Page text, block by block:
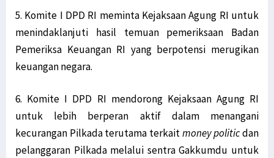
5. Komite I DPD RI meminta Kejaksaan Agung RI untuk
menindaklanjuti hasil temuan pemeriksaan Badan
Pemeriksa Keuangan RI yang berpotensi merugikan
keuangan negara.
6. Komite I DPD RI mendorong Kejaksaan Agung RI
untuk lebih berperan aktif dalam menangani
kecurangan Pilkada terutama terkaitmoney politicdan
pelanggaran Pilkada melalui sentra Gakkumdu untuk